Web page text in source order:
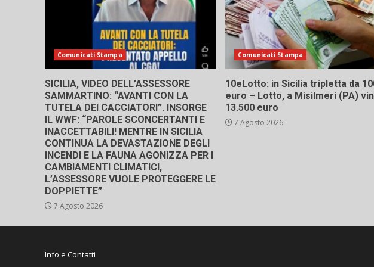
Comunicati Stampa
SICILIA, VIDEO DELL’ASSESSORE
SAMMARTINO: “AVANTI CON LA
TUTELA DEI CACCIATORI”. INSORGE
IL WWF: “PAROLE SCONCERTANTI E
INACCETTABILI! MENTRE IN SICILIA
CONTINUA LA DEVASTAZIONE DEGLI
INCENDI E LA FAUNA AGONIZZA PER I
CAMBIAMENTI CLIMATICI,
L’ASSESSORE VUOLE PROTEGGERE LE
DOPPIETTE”
7 Agosto 2026
Comunicati Stampa
10eLotto: in Sicilia tripletta da
euro – Lotto, a Misilmeri (PA)
13.500 euro
7 Agosto 2026
Info e Contatti